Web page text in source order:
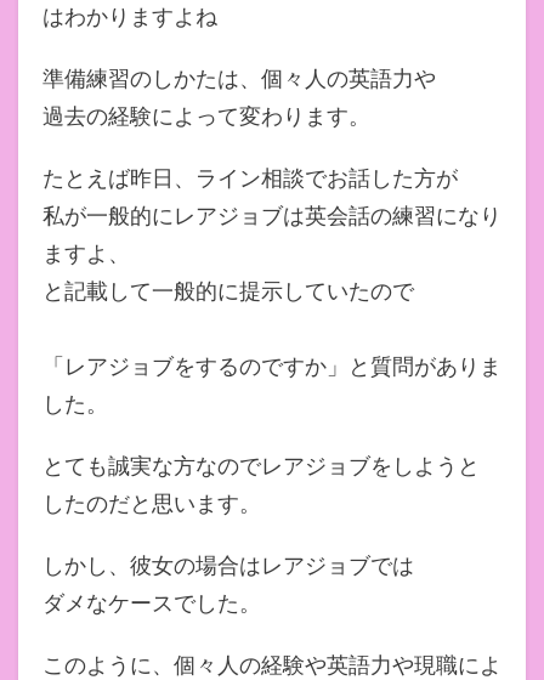
はわかりますよね
準備練習のしかたは、個々人の英語力や
過去の経験によって変わります。
たとえば昨日、ライン相談でお話した方が
私が一般的にレアジョブは英会話の練習になり
ますよ、
と記載して一般的に提示していたので
「レアジョブをするのですか」と質問がありま
した。
とても誠実な方なのでレアジョブをしようと
したのだと思います。
しかし、彼女の場合はレアジョブでは
ダメなケースでした。
このように、個々人の経験や英語力や現職によ